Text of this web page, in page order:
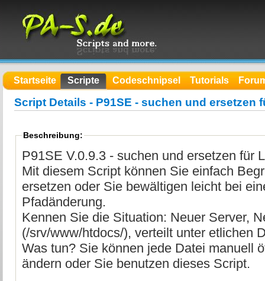
Startseite Scripte Codeschnipsel Tutorials
Script Details - P91SE - suchen und ersetzen
Beschreibung:
P91SE V.0.9.3 - suchen und ersetzen für
Mit diesem Script können Sie einfach
ersetzen oder Sie bewältigen leicht bei
Pfadänderung.
Kennen Sie die Situation: Neuer Server,
(/srv/www/htdocs/), verteilt unter etlichen
Was tun? Sie können jede Datei manuell
ändern oder Sie benutzen dieses Script.